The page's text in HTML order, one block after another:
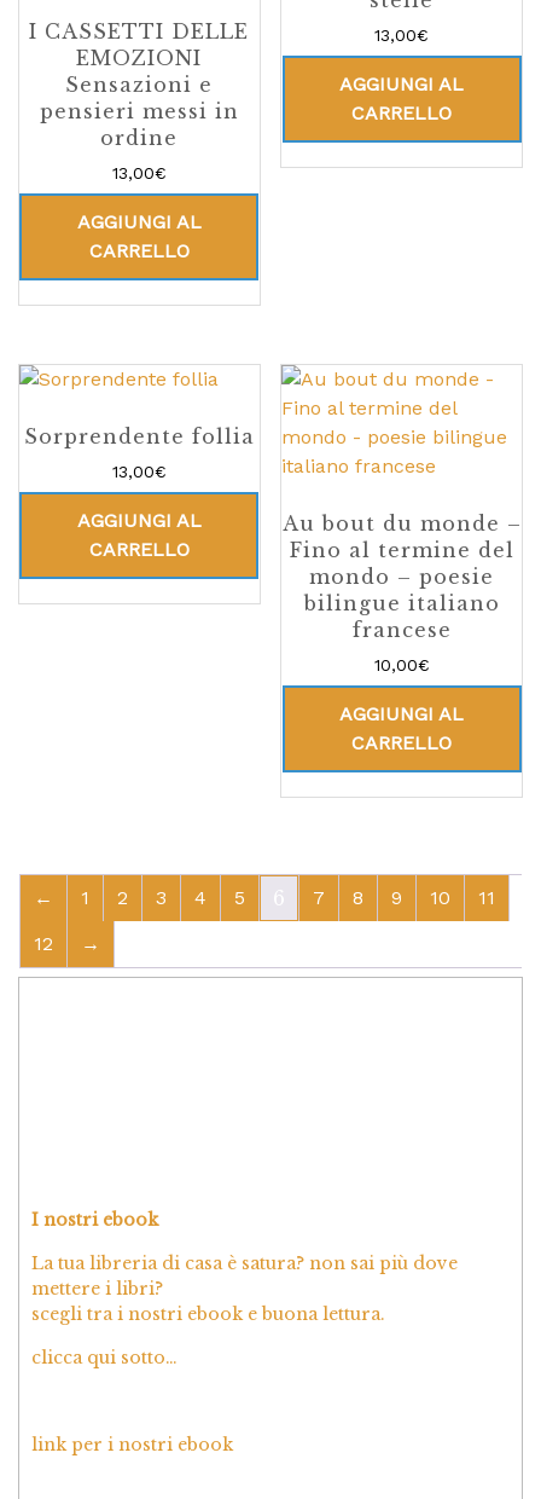
I CASSETTI DELLE
EMOZIONI
Sensazioni e
pensieri messi in
ordine
13,00€
AGGIUNGI AL
CARRELLO
13,00€
AGGIUNGI AL
CARRELLO
Sorprendente follia
13,00€
AGGIUNGI AL
CARRELLO
Au bout du monde –
Fino al termine del
mondo – poesie
bilingue italiano
francese
10,00€
AGGIUNGI AL
CARRELLO
← 1 2 3 4 5 6 7 8 9 10
11
12
→
I nostri ebook
La tua libreria di casa è satura? non sai più dove
mettere i libri?
scegli tra i nostri ebook e buona lettura.
clicca qui sotto…
link per i nostri ebook